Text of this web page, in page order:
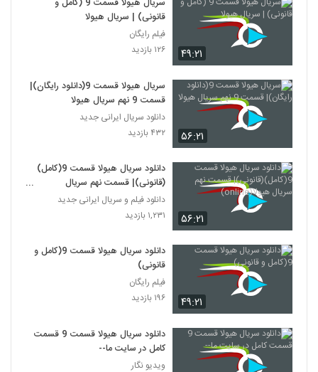
۴۹:۲۱
سریال هیولا قسمت 9 (کامل و
قانونی) | سریال هیولا
فیلم رایگان
۱۲۶ بازدید
۵۶:۲۱
سریال هیولا قسمت 9(دانلود رایگان)|
قسمت 9 نهم سریال هیولا
دانلود سریال ایرانی جدید
۴۳۲ بازدید
۵۶:۲۱
دانلود سریال هیولا قسمت 9(کامل)
(قانونی)| قسمت نهم سریال
هیولا(online)
دانلود فیلم و سریال ایرانی جدید
۱,۲۳۱ بازدید
۴۹:۲۱
دانلود سریال هیولا قسمت 9(کامل و
قانونی)
فیلم رایگان
۱۹۶ بازدید
دانلود سریال هیولا قسمت 9 قسمت
کامل در سایت ما--
ویدیو نگار